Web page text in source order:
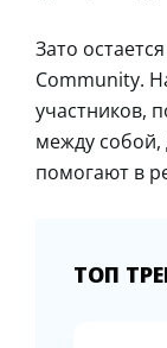
Зато
Community.
участников,
между собой,
помогают в
ТОП